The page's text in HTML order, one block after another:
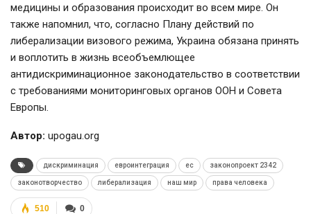
медицины и образования происходит во всем мире. Он
также напомнил, что, согласно Плану действий по
либерализации визового режима, Украина обязана принять
и воплотить в жизнь всеобъемлющее
антидискриминационное законодательство в соответствии
с требованиями мониторинговых органов ООН и Совета
Европы.
Автор: upogau.org
дискриминация евроинтеграция ес законопроект 2342
законотворчество либерализация наш мир права человека
0
510